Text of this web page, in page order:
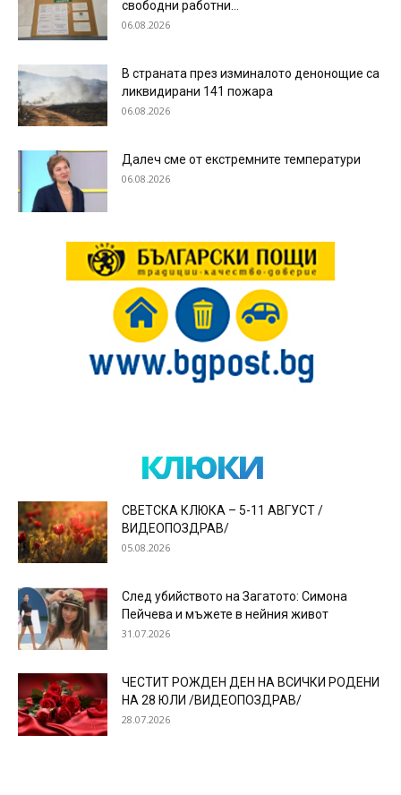
свободни работни...
06.08.2026
В страната през изминалото денонощие са
ликвидирани 141 пожара
06.08.2026
Далеч сме от екстремните температури
06.08.2026
клюки
СВЕТСКА КЛЮКА – 5-11 АВГУСТ /
ВИДЕОПОЗДРАВ/
05.08.2026
След убийството на Загатото: Симона
Пейчева и мъжете в нейния живот
31.07.2026
ЧЕСТИТ РОЖДЕН ДЕН НА ВСИЧКИ РОДЕНИ
НА 28 ЮЛИ /ВИДЕОПОЗДРАВ/
28.07.2026